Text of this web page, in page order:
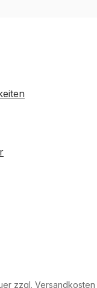
zzgl. Versandkosten